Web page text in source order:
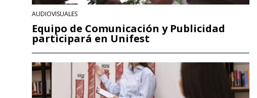
AUDIOVISUALES
Equipo de Comunicación y Publicidad
participará en Unifest